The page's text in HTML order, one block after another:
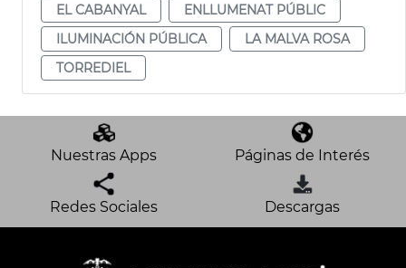
EL CABANYAL
ENLLUMENAT PÚBLIC
ILUMINACIÓN PÚBLICA
LA MALVA ROSA
TORREDIEL
Nuestras Apps Páginas de Interés
Redes Sociales Descargas